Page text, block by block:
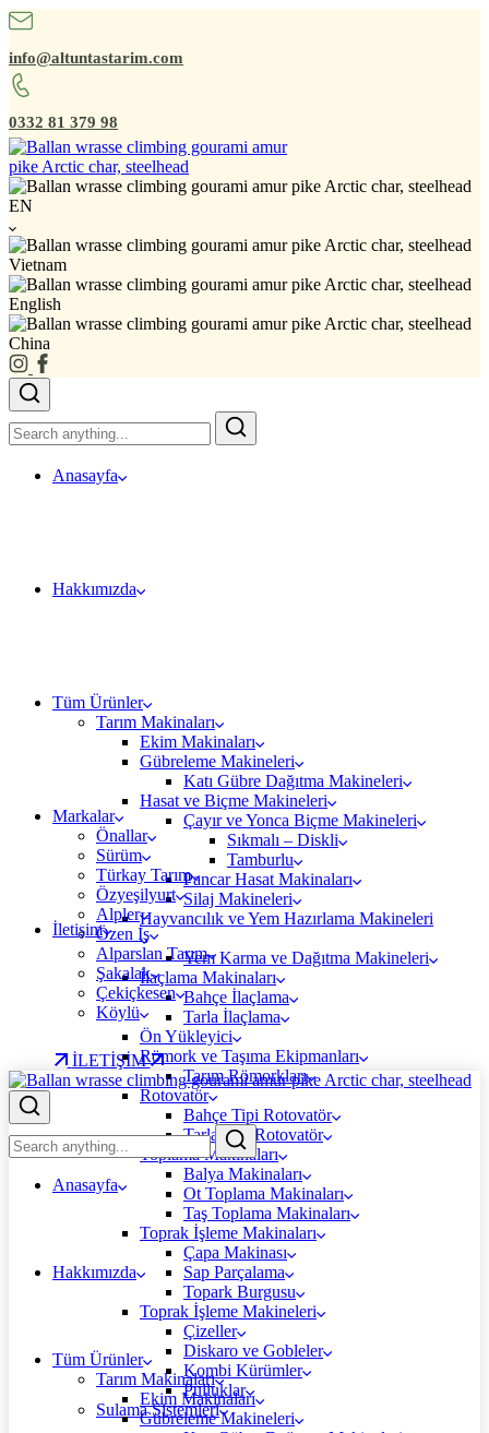
info@altuntastarim.com
0332 81 379 98
EN
Vietnam
English
China
Anasayfa
Hakkımızda
Tüm Ürünler
Tarım Makinaları
Ekim Makinaları
Gübreleme Makineleri
Katı Gübre Dağıtma Makineleri
Hasat ve Biçme Makineleri
Çayır ve Yonca Biçme Makineleri
Sıkmalı – Diskli
Tamburlu
Pancar Hasat Makinaları
Silaj Makineleri
Hayvancılık ve Yem Hazırlama Makineleri
Yem Karma ve Dağıtma Makineleri
İlaçlama Makinaları
Bahçe İlaçlama
Tarla İlaçlama
Ön Yükleyici
Römork ve Taşıma Ekipmanları
Tarım Römorkları
Rotovatör
Bahçe Tipi Rotovatör
Tarla Tipi Rotovatör
Toplama Makinaları
Balya Makinaları
Ot Toplama Makinaları
Taş Toplama Makinaları
Toprak İşleme Makinaları
Çapa Makinası
Sap Parçalama
Topark Burgusu
Toprak İşleme Makineleri
Çizeller
Diskaro ve Gobleler
Kombi Kürümler
Pulluklar
Sulama Sistemleri
Markalar
Önallar
Sürüm
Türkay Tarım
Özyeşilyurt
Alpler
Özen İş
Alparslan Tarım
Şakalak
Çekiçkesen
Köylü
İletişim
İLETİŞİM
Anasayfa
Hakkımızda
Tüm Ürünler
Tarım Makinaları
Ekim Makinaları
Gübreleme Makineleri